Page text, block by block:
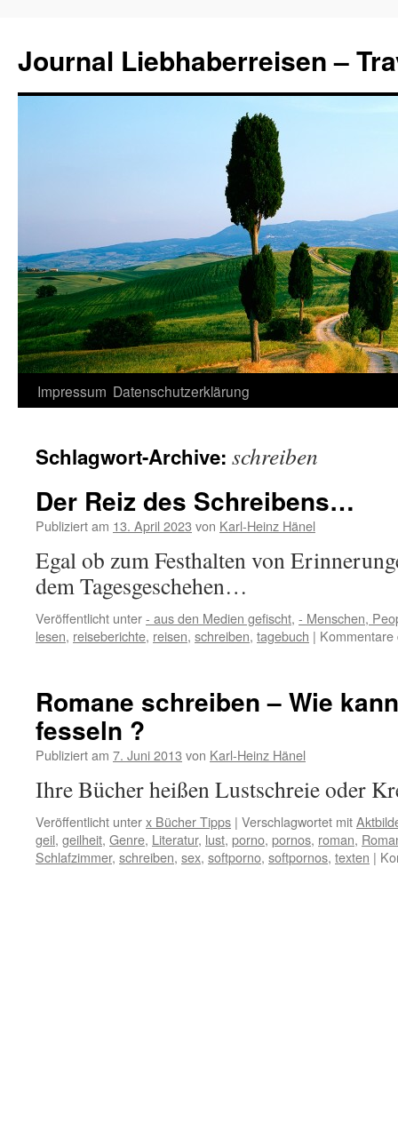
Journal Liebhaberreisen –
Zum
springen
Impressum Datenschutzerklärung
Schlagwort-Archive: schreiben
Der Reiz des Schreibens…
Publiziert am 13. April 2023 von Karl-Heinz Hänel
Egal ob zum Festhalten von
dem Tagesgeschehen…
Veröffentlicht unter- aus den Medien gefischt, - Menschen,
lesen, reiseberichte, reisen, schreiben, tagebuch | Kommentare
Romane schreiben – Wie
fesseln ?
Publiziert am 7. Juni 2013 von Karl-Heinz Hänel
Ihre Bücher heißen Lustschreie oder
Veröffentlicht unterx Bücher Tipps | Verschlagwortet mit
geil, geilheit, Genre, Literatur, lust, porno, pornos, roman,
Schlafzimmer, schreiben, sex, softporno, softpornos, texten |